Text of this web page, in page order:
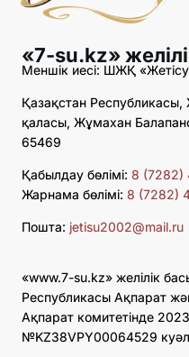
«7-su.kz»
Меншік иесі: ШЖҚ
Қазақстан
қаласы, Жұмахан
65469
Қабылдау бөлімі: 8 (7282)
Жарнама бөлімі: 8 (7282)
Пошта: jetisu2002@mail.ru
«www.7-su.kz» желілік
Республикасы Ақпарат
Ақпарат комитетінде
№KZ38VPY00064529